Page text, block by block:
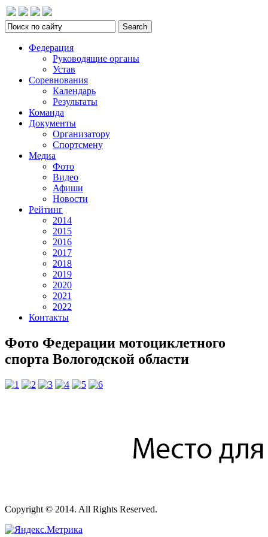
Федерация
Руководящие органы
Устав
Соревнования
Календарь
Результаты
Команда
Документы
Организатору
Спортсмену
Медиа
Фото
Видео
Афиши
Новости
Рейтинг
2014
2015
2016
2017
2018
2019
2020
2021
2022
Контакты
Фото Федерации мотоциклетного
спорта Вологодской области
Copyright © 2014. All Rights Reserved.